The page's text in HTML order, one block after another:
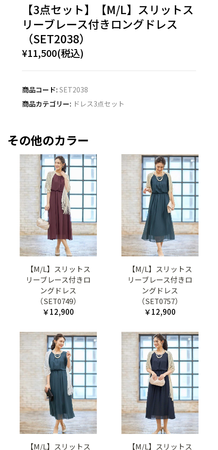
【3点セット】【M/L】スリットス
リーブレース付きロングドレス
（SET2038）
¥11,500(税込)
商品コード: SET2038
商品カテゴリー: ドレス3点セット
その他のカラー
【M/L】スリットス
リーブレース付きロ
ングドレス
（SET0749）
￥12,900
【M/L】スリットス
リーブレース付きロ
ングドレス
（SET0757）
￥12,900
【M/L】スリットス
【M/L】スリットス